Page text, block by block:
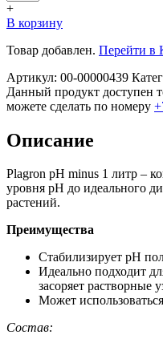
+
В корзину
Товар добавлен. Перейти в
Артикул: 00-00000439
Данный продукт доступен
можете сделать по номеру
Описание
Plagron рH minus 1 литр –
уровня рН до идеального
растений.
Преимущества
Стабилизирует рН
Идеально подходит
засоряет растворные
Может
Состав: